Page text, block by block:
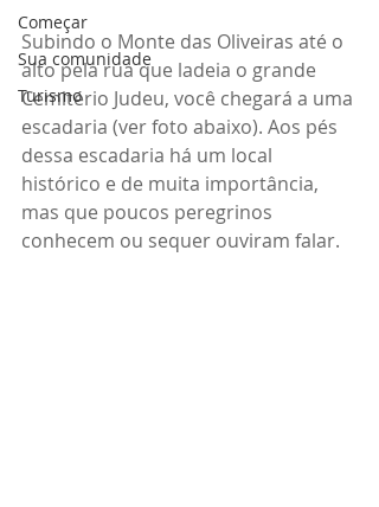
Começar
Sua comunidade
Turismo
Subindo o Monte das Oliveiras até o
alto pela rua que ladeia o grande
Cemitério Judeu, você chegará a uma
escadaria (ver foto abaixo). Aos pés
dessa escadaria há um local
histórico e de muita importância,
mas que poucos peregrinos
conhecem ou sequer ouviram falar.